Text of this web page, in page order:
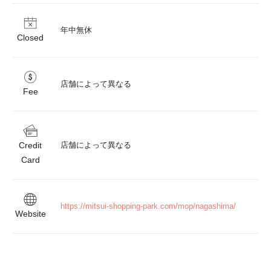
Closed
年中無休
Fee
店舗によって異なる
Credit
Card
店舗によって異なる
Website
https://mitsui-shopping-park.com/mop/nagashima/